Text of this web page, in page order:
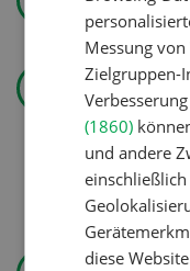
Landtechnik
«Ich
Pflanzenbau
Messung
Zielgruppen-
(1860)
und andere
diese